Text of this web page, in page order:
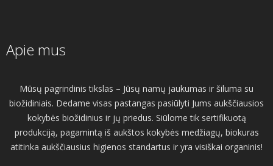
Apie mus
Mūsų pagrindinis tikslas – Jūsų namų jaukumas ir šiluma su
biožidiniais. Dedame visas pastangas pasiūlyti Jums aukščiausios
kokybės biožidinius ir jų priedus. Siūlome tik sertifikuotą
produkciją, pagamintą iš aukštos kokybės medžiagų, biokuras
atitinka aukščiausius higienos standartus ir yra visiškai organinis!